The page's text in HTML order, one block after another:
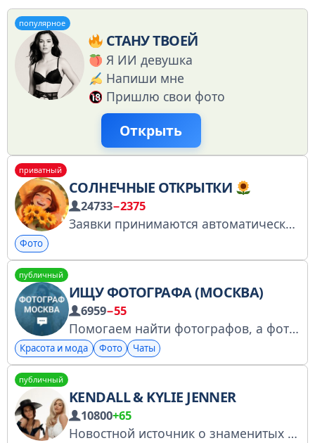
популярное
СТАНУ ТВОЕЙ
Я ИИ девушка
Напиши мне
Пришлю свои фото
Открыть
приватный
СОЛНЕЧНЫЕ ОТКРЫТКИ
24733−2375
Заявки принимаются автоматически
Фото
публичный
ИЩУ ФОТОГРАФА (МОСКВА)
6959−55
Помогаем найти фотографов, а фотографам найти клиентов. Пишите @intchats_admin Пишите объявление о поиске фотографа (предметный, на свадьбу, детский, для модели т.д.). Правила чата: https://t.me/foto_moskva/85787 По рекламе - @intchats_admin
Красота и мода Фото Чаты
публичный
KENDALL & KYLIE JENNER
10800+65
Новостной источник о знаменитых сестрах. По вопросам рекламы — @velikoreckaya & @deemeoww Биржа рекламы — telega.in/c/jennersmafia Наши проекты — vk.com/kyliejenner / @kardashiansmafia & @stassiebae Регистрация в перечне РКН — https://clck.ru/3Fts8F